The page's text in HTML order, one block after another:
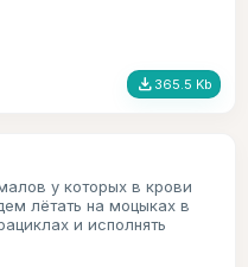
file_download 365.5 Kb
у которых в крови
лётать на моцыках в
и исполнять